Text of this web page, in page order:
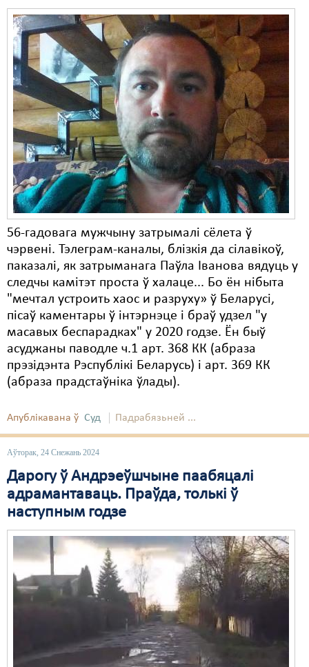
56-гадовага мужчыну затрымалі сёлета ў
чэрвені. Тэлеграм-каналы, блізкія да сілавікоў,
паказалі, як затрыманага Паўла Іванова вядуць у
следчы камітэт проста ў халаце... Бо ён нібыта
"мечтал устроить хаос и разруху» ў Беларусі,
пісаў каментары ў інтэрнэце і браў удзел "у
масавых беспарадках" у 2020 годзе. Ён быў
асуджаны паводле ч.1 арт. 368 КК (абраза
прэзідэнта Рэспублікі Беларусь) і арт. 369 КК
(абраза прадстаўніка ўлады).
Апублікавана ў Суд Падрабязьней ...
Аўторак, 24 Снежань 2024
Дарогу ў Андрэеўшчыне паабяцалі
адрамантаваць. Праўда, толькі ў
наступным годзе